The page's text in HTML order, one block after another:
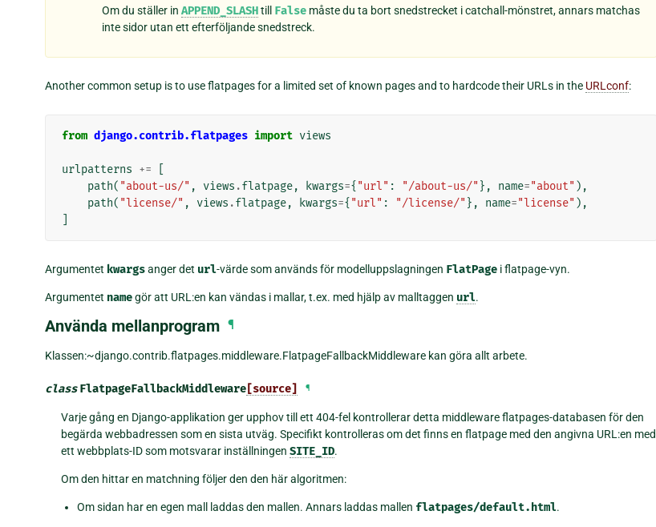
Om du ställer in APPEND_SLASHtill False måste du ta bort snedstrecket i catchall-mönstret, annars matchas
inte sidor utan ett efterföljande snedstreck.
Another common setup is to use flatpages for a limited set of known pages and to hardcode their URLs in the URLconf:
from django.contrib.flatpages import views
urlpatterns +=
path( "about-us/" , views .flatpage, kwargs={ "url" : "/about-us/" }, name="about" ),
path( "license/" , views .flatpage, kwargs={ "url" : "/license/" }, name="license" ),
Argumentet kwargsanger det url-värde som används för modelluppslagningen FlatPage i flatpage-vyn.
Argumentet namegör att URL:en kan vändas i mallar, t.ex. med hjälp av malltaggen url.
Använda mellanprogram ¶
Klassen:~django.contrib.flatpages.middleware.FlatpageFallbackMiddleware kan göra allt arbete.
class FlatpageFallbackMiddleware [source] ¶
Varje gång en Django-applikation ger upphov till ett 404-fel kontrollerar detta middleware flatpages-databasen för den
begärda webbadressen som en sista utväg. Specifikt kontrolleras om det finns en flatpage med den angivna URL:en med
ett webbplats-ID som motsvarar inställningen SITE_ID.
Om den hittar en matchning följer den den här algoritmen:
Om sidan har en egen mall laddas den mallen. Annars laddas mallen flatpages/default.html.